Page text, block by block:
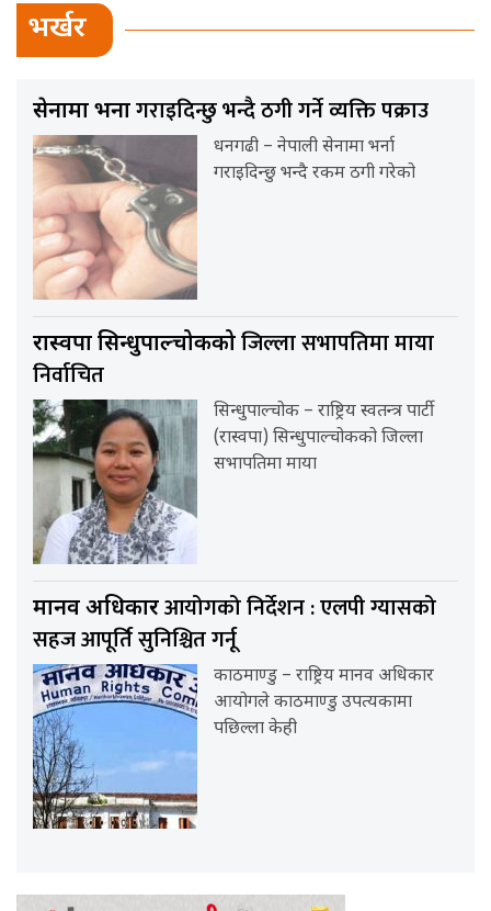
भर्खर
सेनामा भर्नागराइदिन्छु भन्दै ठगी गर्ने व्यक्ति पक्राउ
धनगढी – नेपाली सेनामा भर्ना
गराइदिन्छु भन्दै रकम ठगी गरेको
रास्वपा सिन्धुपाल्चोककोजिल्ला सभापतिमा माया
निर्वाचित
सिन्धुपाल्चोक – राष्ट्रिय स्वतन्त्र पार्टी
(रास्वपा) सिन्धुपाल्चोकको जिल्ला
सभापतिमा माया
मानव अधिकारआयोगको निर्देशन : एलपी ग्यासको
सहज आपूर्ति सुनिश्चित गर्नू
काठमाण्डु – राष्ट्रिय मानव अधिकार
आयोगले काठमाण्डु उपत्यकामा
पछिल्ला केही